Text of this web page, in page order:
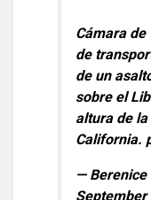
Cámara
de
de un
sobre el
altura de
California.
— Berenice
September